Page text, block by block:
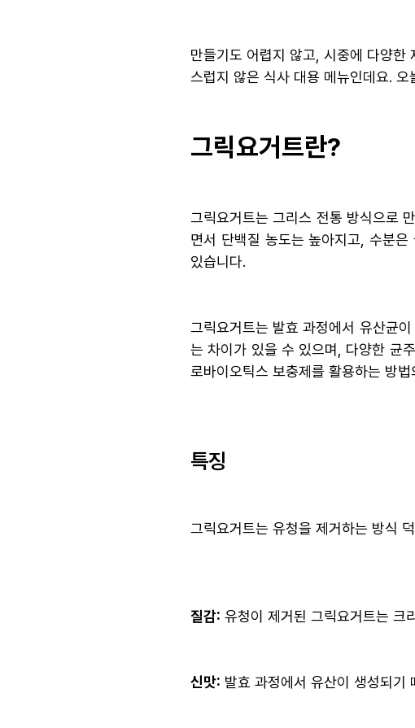
만들기도 어렵지 않고, 시중에 다양한
스럽지 않은 식사 대용 메뉴인데요.
그릭요거트란?
그릭요거트는 그리스 전통 방식으로
면서 단백질 농도는 높아지고, 수분
있습니다.
그릭요거트는 발효 과정에서 유산균
는 차이가 있을 수 있으며, 다양한 균
로바이오틱스 보충제를 활용하는 방
특징
그릭요거트는 유청을 제거하는 방식
질감: 유청이 제거된 그릭요거트는 크
신맛: 발효 과정에서 유산이 생성되기